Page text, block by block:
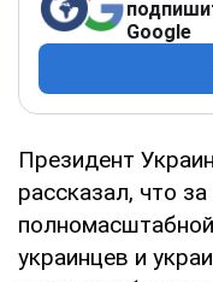
Google
Президент
рассказал, что
украинцев и